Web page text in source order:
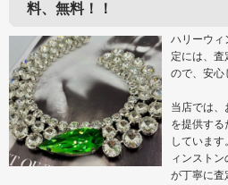
料、無料！！
ハリーウィ
定には、査
ので、安心
当店では
を提供する
していま
ィンスト
が丁寧に査